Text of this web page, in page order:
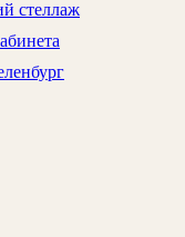
стеллаж